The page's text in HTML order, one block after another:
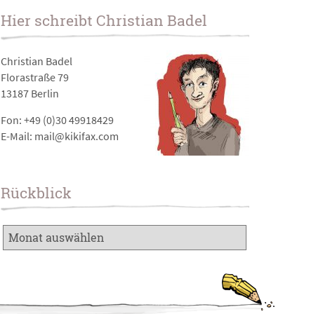
Hier schreibt Christian Badel
Christian Badel
Florastraße 79
13187 Berlin
Fon: +49 (0)30 49918429
E-Mail: mail@kikifax.com
Rückblick